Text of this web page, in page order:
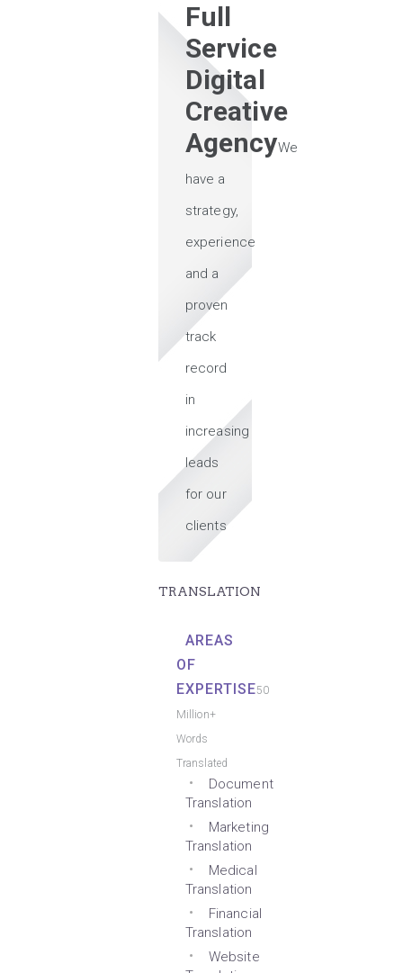
Full
Service
Digital
Creative
AgencyWe
have a
strategy,
experience
and a
proven
track
record
in
increasing
leads
for our
clients
TRANSLATION
AREAS
OF
EXPERTISE50
Million+
Words
Translated
Document
Translation
Marketing
Translation
Medical
Translation
Financial
Translation
Website